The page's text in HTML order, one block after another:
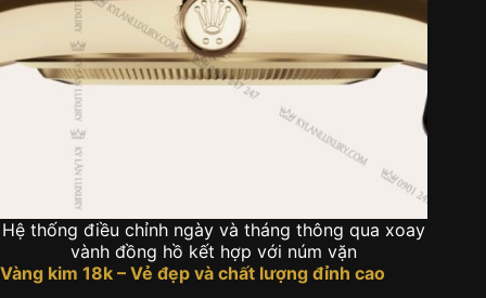
Hệ thống điều chỉnh ngày và tháng thông qua xoay
vành đồng hồ kết hợp với núm vặn
Vàng kim 18k – Vẻ đẹp và chất lượng đỉnh cao